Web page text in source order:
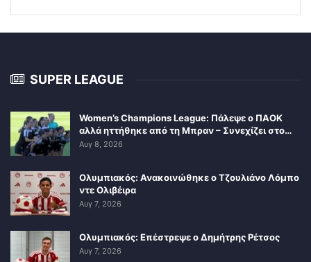
SUPER LEAGUE
Women’s Champions League: Πάλεψε ο ΠΑΟΚ
αλλά ηττήθηκε από τη Μπραν – Συνεχίζει στο…
Αυγ 8, 2026
Ολυμπιακός: Ανακοινώθηκε ο Τζουλιάνο Λόμπο
ντε Ολιβέιρα
Αυγ 7, 2026
Ολυμπιακός: Επέστρεψε ο Δημήτρης Ρέτσος
Αυγ 7, 2026